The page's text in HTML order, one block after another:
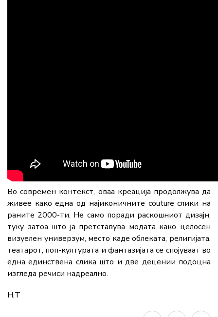
Во современ контекст, оваа креација продолжува да
живее како една од најиконичните couture слики на
раните 2000-ти. Не само поради раскошниот дизајн,
туку затоа што ја претставува модата како целосен
визуелен универзум, место каде облеката, религијата,
театарот, поп-културата и фантазијата се спојуваат во
една единствена слика што и две децении подоцна
изгледа речиси надреално.
Н.Т